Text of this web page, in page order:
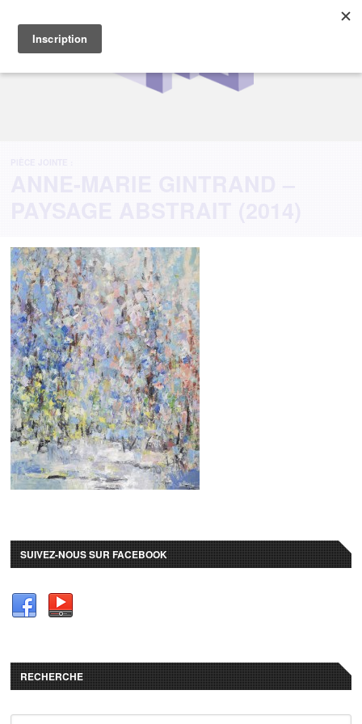
PIÈCE JOINTE :
ANNE-MARIE GINTRAND –
PAYSAGE ABSTRAIT (2014)
SUIVEZ-NOUS SUR FACEBOOK
RECHERCHE